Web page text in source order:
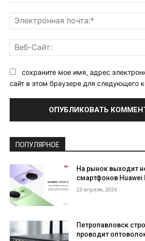
сохраните мое имя, адрес
сайт в этом браузере для следующего
ПОПУЛЯРНОЕ
На рынок выходит
смартфонов Huawei
23 апреля, 2026
Петропавловск
проводит